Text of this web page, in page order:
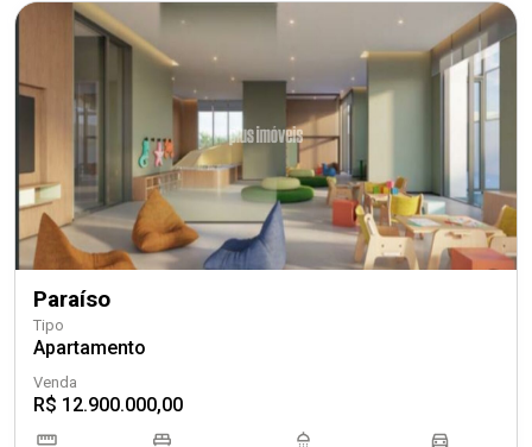
Paraíso
Tipo
Apartamento
Venda
R$ 12.900.000,00